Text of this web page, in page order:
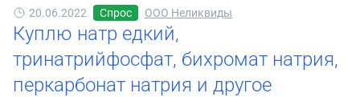
20.06.2022 Спрос ООО Неликвиды
Куплю натр едкий,
тринатрийфосфат, бихромат натрия,
перкарбонат натрия и другое